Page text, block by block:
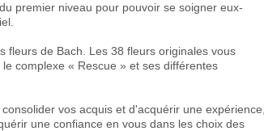
premier niveau pour pouvoir se soigner eux-
fleurs de Bach. Les 38 fleurs originales vous
complexe « Rescue » et ses différentes
vos acquis et d'acquérir une expérience,
une confiance en vous dans les choix des